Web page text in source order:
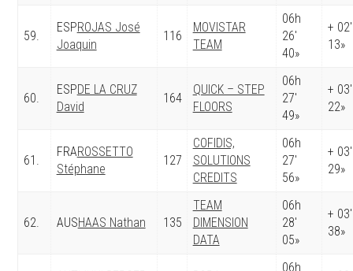
59.
ESPROJAS José
Joaquin
116
MOVISTAR
TEAM
06h
26′
40»
+ 02′
13»
60.
ESPDE LA CRUZ
David
164
QUICK – STEP
FLOORS
06h
27′
49»
+ 03′
22»
61.
FRAROSSETTO
Stéphane
127
COFIDIS,
SOLUTIONS
CREDITS
06h
27′
56»
+ 03′
29»
62. AUSHAAS Nathan 135
TEAM
DIMENSION
DATA
06h
28′
05»
+ 03′
38»
06h